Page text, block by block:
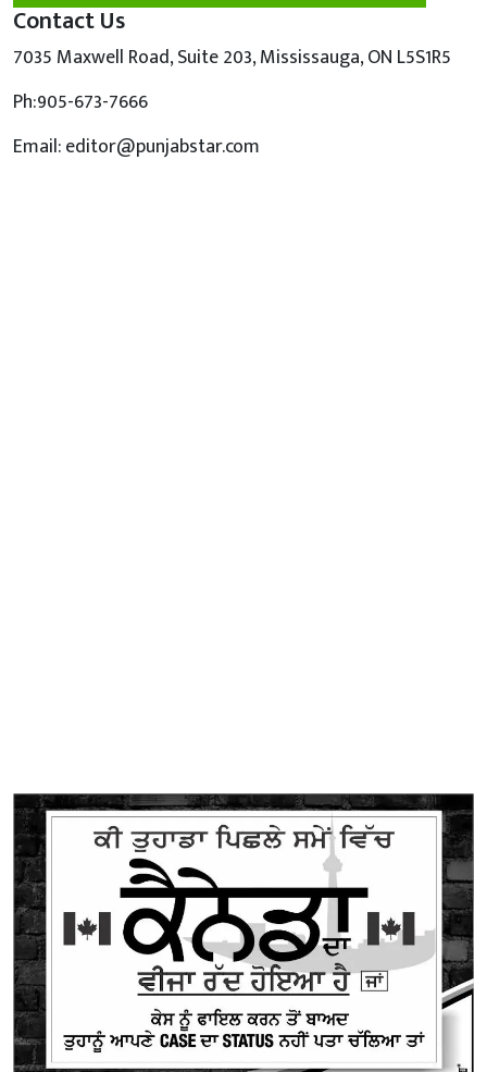
Contact Us
7035 Maxwell Road, Suite 203, Mississauga, ON L5S1R5
Ph:905-673-7666
Email: editor@punjabstar.com